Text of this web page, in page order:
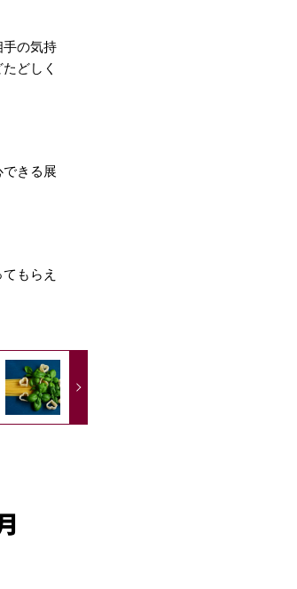
の気持
どしく
きる展
もらえ